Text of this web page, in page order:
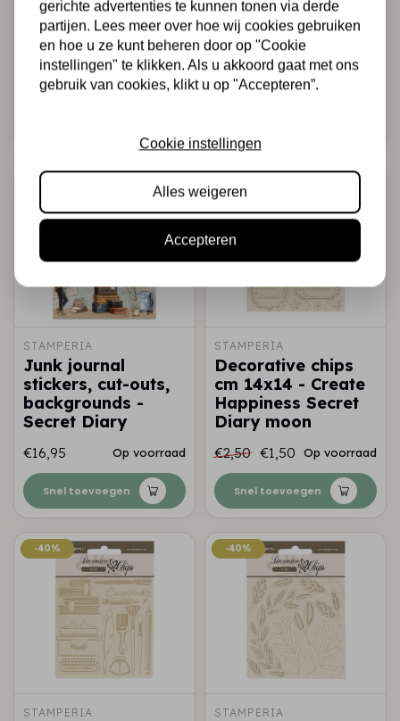
STAMPERIA
Ephemera - Secret
Diary
€6,25 Op voorraad
STAMPERIA
Die cuts assorted -
Secret Diary
€4,99 Op voorraad
STAMPERIA
Junk journal
stickers, cut-outs,
backgrounds -
Secret Diary
€16,95 Op voorraad
Snel toevoegen
STAMPERIA
Decorative chips
cm 14x14 - Create
Happiness Secret
Diary moon
€2,50 €1,50 Op voorraad
Snel toevoegen
-40%
-40%
STAMPERIA
-40%
-40%
STAMPERIA
gerichte advertenties te kunnen tonen via derde
partijen. Lees meer over hoe wij cookies gebruiken
en hoe u ze kunt beheren door op "Cookie
instellingen" te klikken. Als u akkoord gaat met ons
gebruik van cookies, klikt u op "Accepteren”.
Cookie instellingen
Alles weigeren
Accepteren